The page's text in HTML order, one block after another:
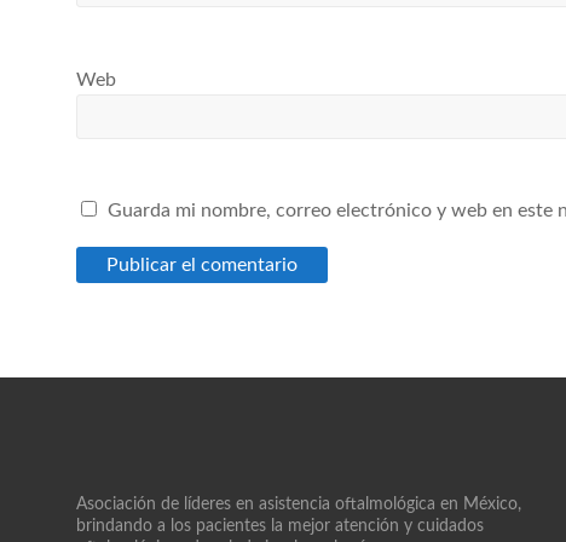
Web
Guarda mi nombre, correo electrónico y web en este
Asociación de líderes en asistencia oftalmológica en México,
brindando a los pacientes la mejor atención y cuidados